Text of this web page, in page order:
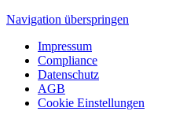
Navigation überspringen
Impressum
Compliance
Datenschutz
AGB
Cookie Einstellungen